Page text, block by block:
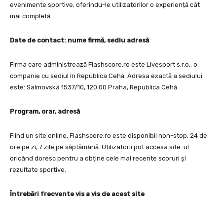
evenimente sportive, oferindu-le utilizatorilor o experiență cât
mai completă.
Date de contact: nume firmă, sediu adresă
Firma care administrează Flashscore.ro este Livesport s.r.o., o
companie cu sediul în Republica Cehă. Adresa exactă a sediului
este: Salmovská 1537/10, 120 00 Praha, Republica Cehă.
Program, orar, adresă
Fiind un site online, Flashscore.ro este disponibil non-stop, 24 de
ore pe zi, 7 zile pe săptămână. Utilizatorii pot accesa site-ul
oricând doresc pentru a obține cele mai recente scoruri și
rezultate sportive.
Întrebări frecvente vis a vis de acest site